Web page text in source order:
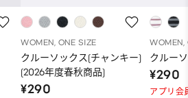
WOMEN, ONE SIZE
クルーソックス(チャンキー)
(2026年度春秋商品)
¥290
WOMEN,
クルー
¥290
アプリ会